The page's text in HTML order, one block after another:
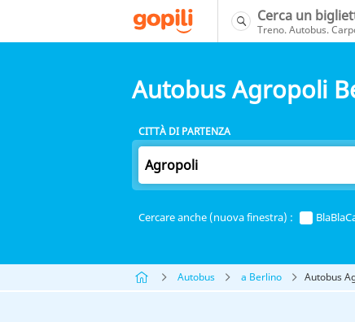
Cerca un
Treno. Autobus.
Autobus Agropoli
CITTÀ DI PARTENZA
Cercare anche (nuova finestra) :
Autobus a Berlino Autobus